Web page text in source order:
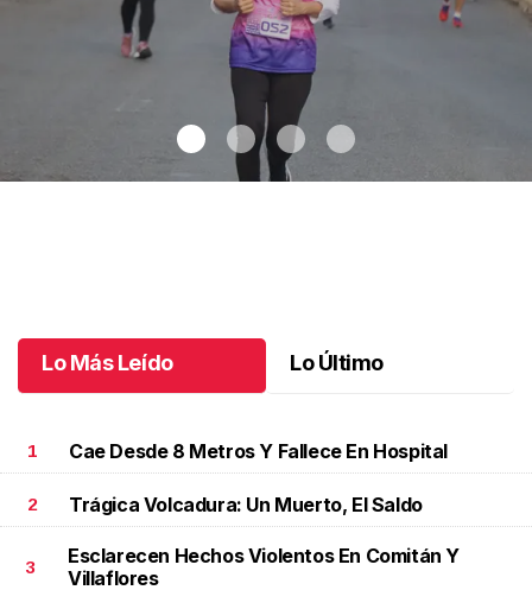
Lo Más Leído Lo Último
1 Cae Desde 8 Metros Y Fallece En Hospital
2 Trágica Volcadura: Un Muerto, El Saldo
3
Esclarecen Hechos Violentos En Comitán Y
Villaflores